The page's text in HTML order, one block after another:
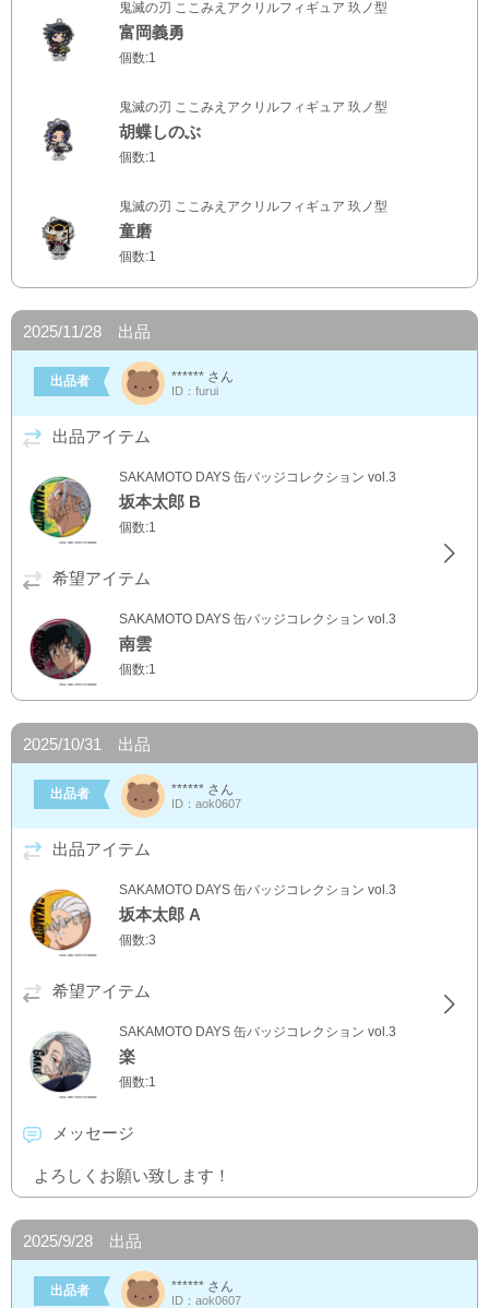
鬼滅の刃 ここみえアクリルフィギュア 玖ノ型
富岡義勇
個数:1
鬼滅の刃 ここみえアクリルフィギュア 玖ノ型
胡蝶しのぶ
個数:1
鬼滅の刃 ここみえアクリルフィギュア 玖ノ型
童磨
個数:1
2025/11/28 出品
出品者 ****** さん
ID：furui
出品アイテム
SAKAMOTO DAYS 缶バッジコレクション vol.3
坂本太郎 B
個数:1
希望アイテム
SAKAMOTO DAYS 缶バッジコレクション vol.3
南雲
個数:1
2025/10/31 出品
出品者 ****** さん
ID：aok0607
出品アイテム
SAKAMOTO DAYS 缶バッジコレクション vol.3
坂本太郎 A
個数:3
希望アイテム
SAKAMOTO DAYS 缶バッジコレクション vol.3
楽
個数:1
メッセージ
よろしくお願い致します！
2025/9/28 出品
出品者 ****** さん
ID：aok0607